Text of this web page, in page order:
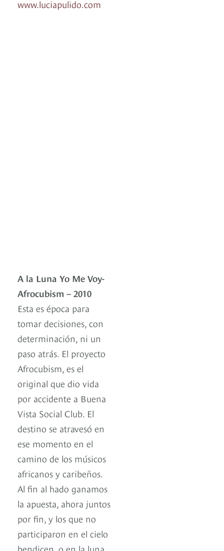
www.luciapulido.com
A la Luna Yo Me Voy-
Afrocubism – 2010
Esta es época para
tomar decisiones, con
determinación, ni un
paso atrás. El proyecto
Afrocubism, es el
original que dio vida
por accidente a Buena
Vista Social Club. El
destino se atravesó en
ese momento en el
camino de los músicos
africanos y caribeños.
Al fin al hado ganamos
la apuesta, ahora juntos
por fin, y los que no
participaron en el cielo
bendicen, o en la luna